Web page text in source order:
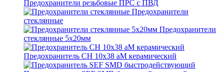
Предохранители резьбовые ПРС с ПВД
Предохранители
стеклянные
Предохранители
стеклянные 5х20мм
Предохранитель CH 10x38 aM керамический